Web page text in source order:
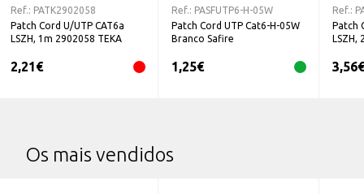
Ref.: PATK2902058
Patch Cord U/UTP CAT6a
LSZH, 1m 2902058 TEKA
2,21€
Ref.: PASFUTP6-H-05W
Patch Cord UTP Cat6-H-05W
Branco Safire
1,25€
Ref.:
Patch
LSZH,
3,56€
Os mais vendidos